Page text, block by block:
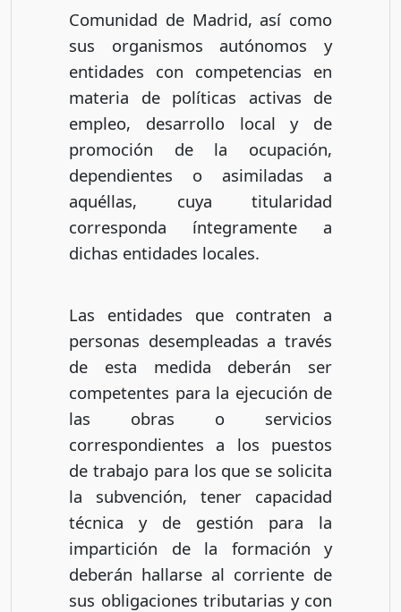
Comunidad de Madrid, así como
sus organismos autónomos y
entidades con competencias en
materia de políticas activas de
empleo, desarrollo local y de
promoción de la ocupación,
dependientes o asimiladas a
aquéllas, cuya titularidad
corresponda íntegramente a
dichas entidades locales.
Las entidades que contraten a
personas desempleadas a través
de esta medida deberán ser
competentes para la ejecución de
las obras o servicios
correspondientes a los puestos
de trabajo para los que se solicita
la subvención, tener capacidad
técnica y de gestión para la
impartición de la formación y
deberán hallarse al corriente de
sus obligaciones tributarias y con